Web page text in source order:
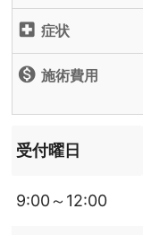
local_hospital 症状
monetization_on 施術費用
受付曜日
9:00～12:00